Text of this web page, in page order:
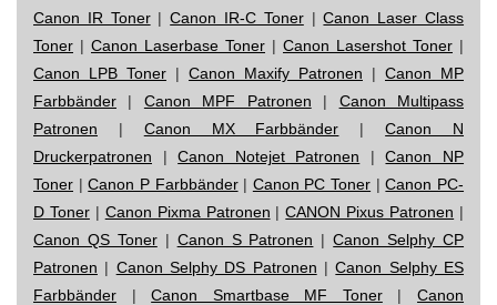
Canon IR Toner|Canon IR-C Toner|Canon Laser Class
Toner | Canon Laserbase Toner | Canon Lasershot Toner |
Canon LPB Toner | Canon Maxify Patronen | Canon MP
Farbbänder | Canon MPF Patronen | Canon Multipass
Patronen | Canon MX Farbbänder |Canon N
Druckerpatronen |Canon Notejet Patronen |Canon NP
Toner |Canon P Farbbänder| Canon PC Toner |Canon PC-
D Toner| Canon Pixma Patronen |CANON Pixus Patronen |
Canon QS Toner| Canon S Patronen |Canon Selphy CP
Patronen | Canon Selphy DS Patronen |Canon Selphy ES
Farbbänder |Canon Smartbase MF Toner|Canon